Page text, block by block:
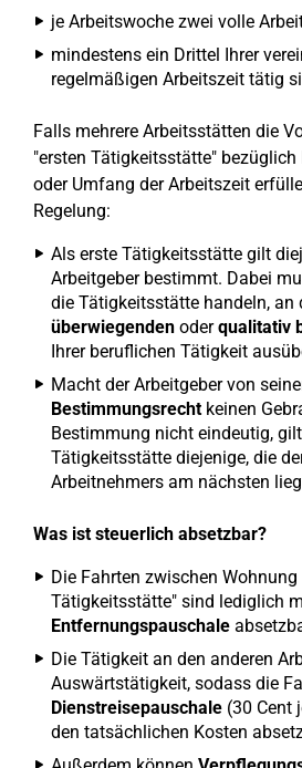
je Arbeitswoche zwei volle
mindestens ein Drittel Ihrer
regelmäßigen Arbeitszeit tätig
Falls mehrere Arbeitsstätten die
"ersten Tätigkeitsstätte"
oder Umfang der Arbeitszeit
Regelung:
Als erste Tätigkeitsstätte gilt
Arbeitgeber bestimmt. Dabei
die Tätigkeitsstätte handeln, an
überwiegenden oderqualitativ
Ihrer beruflichen Tätigkeit
Macht der Arbeitgeber von
Bestimmungsrechtkeinen
Bestimmung nicht eindeutig,
Tätigkeitsstätte diejenige, die
Arbeitnehmers am nächsten
Was ist steuerlich absetzbar?
Die Fahrten zwischen Wohnung
Tätigkeitsstätte" sind lediglich
Entfernungspauschale
Die Tätigkeit an den anderen
Auswärtstätigkeit, sodass die
Dienstreisepauschale (30 Cent
den tatsächlichen Kosten